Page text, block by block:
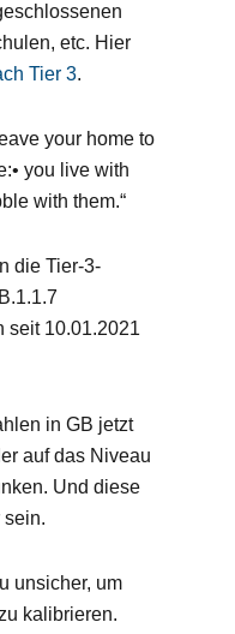
etc. Hier
Tier 3.
your home to
you live with
with them.“
die Tier-3-
seit 10.01.2021
in GB jetzt
auf das Niveau
Und diese
sein.
unsicher, um
kalibrieren.